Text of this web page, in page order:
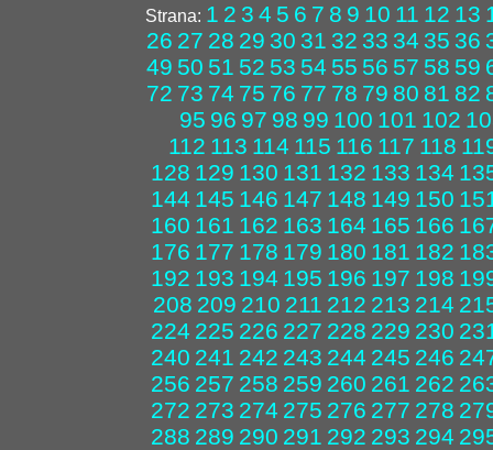
Strana: 1 2 3 4 5 6 7 8 9 10 11 12 13
26 27 28 29 30 31 32 33 34 35 36
49 50 51 52 53 54 55 56 57 58 59
72 73 74 75 76 77 78 79 80 81 82
95 96 97 98 99 100 101 102
112 113 114 115 116 117 118
128 129 130 131 132 133 134
144 145 146 147 148 149 150
160 161 162 163 164 165 166
176 177 178 179 180 181 182
192 193 194 195 196 197 198
208 209 210 211 212 213 214
224 225 226 227 228 229 230
240 241 242 243 244 245 246
256 257 258 259 260 261 262
272 273 274 275 276 277 278
288 289 290 291 292 293 294